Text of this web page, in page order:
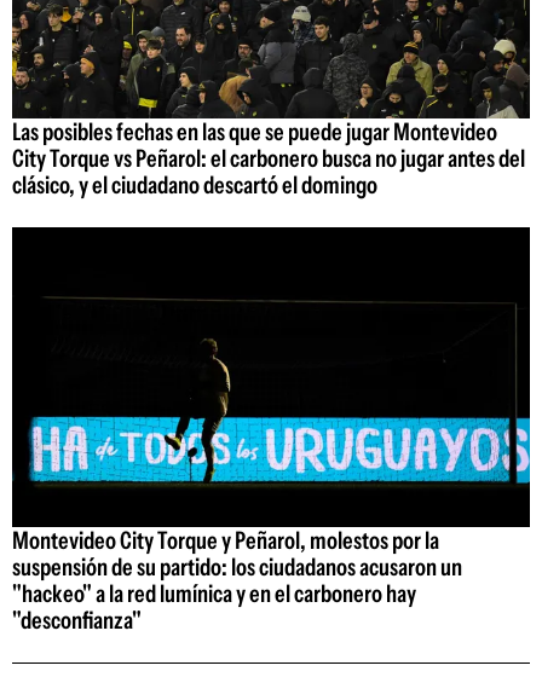
Las posibles fechas en las que se puede jugar Montevideo
City Torque vs Peñarol: el carbonero busca no jugar antes del
clásico, y el ciudadano descartó el domingo
Montevideo City Torque y Peñarol, molestos por la
suspensión de su partido: los ciudadanos acusaron un
"hackeo" a la red lumínica y en el carbonero hay
"desconfianza"